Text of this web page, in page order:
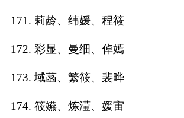
171. 莉龄、纬媛、程筱
172. 彩显、曼细、倬嫣
173. 域菡、繁筱、裴晔
174. 筱嬿、炼滢、媛宙